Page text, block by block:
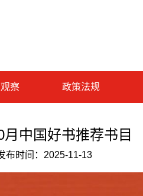
察 政策法规
月中国好书推荐书目
布时间： 2025-11-13